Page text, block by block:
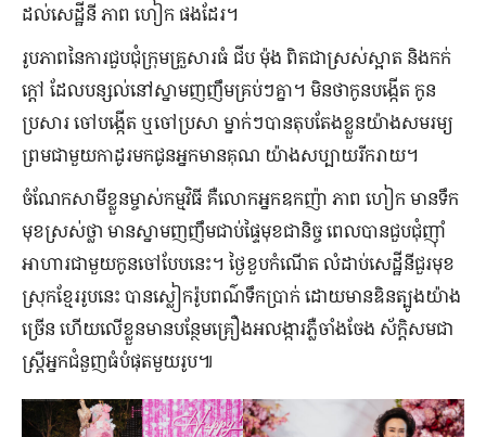
ដល់​សេដ្ឋីនី ភាព ហៀក ផងដែរ។
រូបភាព​នៃ​ការ​ជួបជុំ​ក្រុមគ្រួសារ​ធំ​ ជីប ម៉ុង ពិតជា​ស្រស់ស្អាត និង​កក់
ក្ដៅ ដែល​បន្សល់​នៅ​ស្នាម​ញញឹម​គ្រប់​ៗ​គ្នា។ មិន​ថា​កូន​បង្កើត កូន
ប្រសារ ចៅ​បង្កើត ឬ​ចៅ​ប្រសា ម្នាក់​ៗ​បាន​តុបតែង​ខ្លួន​យ៉ាង​សមរម្យ​
ព្រម​ជាមួយ​កាដូរ​មក​ជូន​អ្នក​មាន​គុណ យ៉ាង​សប្បាយ​រីករាយ។
ចំណែកសាមី​ខ្លួន​ម្ចាស់​កម្មវិធី គឺ​លោកអ្នក​ឧកញ៉ា ភាព ហៀក មាន​ទឹក​
មុខ​ស្រស់​ថ្លា មាន​ស្នាម​ញញឹម​ជាប់ផ្ទៃ​មុខ​ជានិច្ច ពេល​បាន​ជួប​ជុំញ៉ាំ​
អាហារ​ជាមួយ​កូនចៅ​បែបនេះ។ ថ្ងៃ​ខួបកំណើត លំដាប់​សេដ្ឋីនី​ជួរ​មុខ
ស្រុកខ្មែររូបនេះ បាន​ស្លៀក​រ៉ូបពណ៌ទឹកប្រាក់​ ដោយ​មាន​ឌិន​ត្បូង​យ៉ាង​
ច្រើន ហើយ​លើ​ខ្លួន​មាន​បន្ថែម​គ្រឿង​អលង្ការ​ភ្លឺ​ចាំងចែង​ ស័ក្តិសម​ជា​
ស្រ្តី​អ្នក​ជំនួញ​ធំ​បំផុត​មួយ​រូប​៕​